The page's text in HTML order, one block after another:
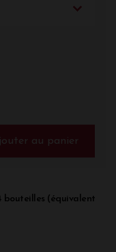
au panier
bouteilles (équivalent